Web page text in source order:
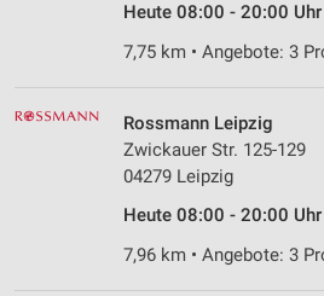
Heute 08:00 - 20:00 Uhr
7,75 km • Angebote: 3
Rossmann Leipzig
Zwickauer Str. 125-129
04279 Leipzig
Heute 08:00 - 20:00 Uhr
7,96 km • Angebote: 3